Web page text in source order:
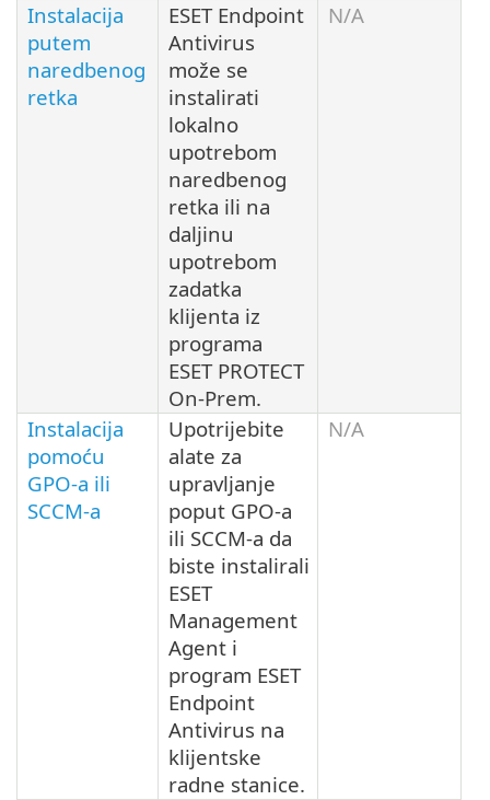
Instalacija
putem
naredbenog
retka
ESET Endpoint
Antivirus
može se
instalirati
lokalno
upotrebom
naredbenog
retka ili na
daljinu
upotrebom
zadatka
klijenta iz
programa
ESET PROTECT
On-Prem.
N/A
Instalacija
pomoću
GPO-a ili
SCCM-a
Upotrijebite
alate za
upravljanje
poput GPO-a
ili SCCM-a da
biste instalirali
ESET
Management
Agent i
program ESET
Endpoint
Antivirus na
klijentske
radne stanice.
N/A